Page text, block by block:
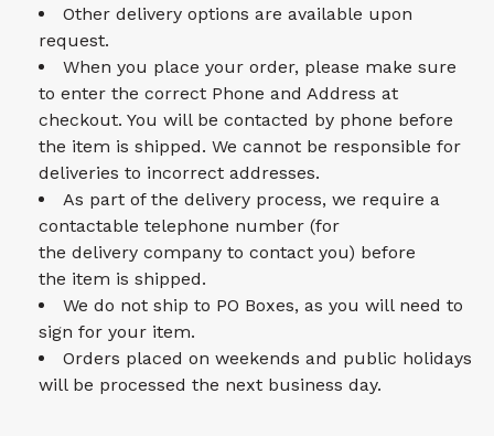
Other delivery options are available upon
request.
When you place your order, please make sure
to enter the correct Phone and Address at
checkout. You will be contacted by phone before
the item is shipped. We cannot be responsible for
deliveries to incorrect addresses.
As part of the delivery process, we require a
contactable telephone number (for
the delivery company to contact you) before
the item is shipped.
We do not ship to PO Boxes, as you will need to
sign for your item.
Orders placed on weekends and public holidays
will be processed the next business day.